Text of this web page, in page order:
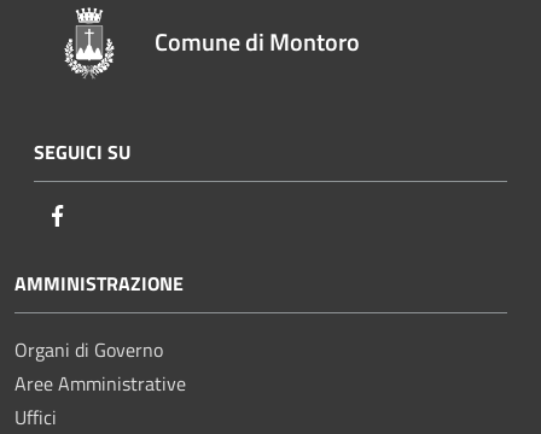
Comune di Montoro
SEGUICI SU
AMMINISTRAZIONE
Organi di Governo
Aree Amministrative
Uffici